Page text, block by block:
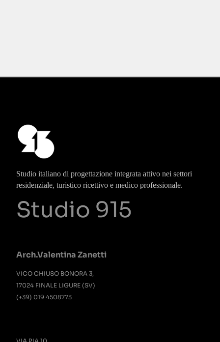
Studio italiano di progettazione integrata attivo nei settori
residenziale, turistico ricettivo e medico professionale.
Studio 915
Arch.Valentina Zanetti
VICO CHIUSO BONORA 3,
17024 FINALE LIGURE (SV)
(+39) 019 4508773